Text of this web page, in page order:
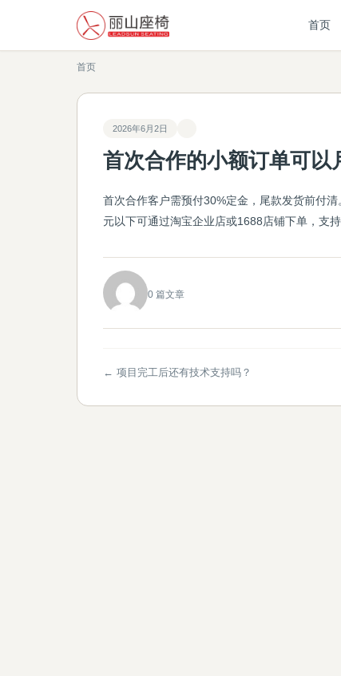
首页
首页
2026年6月2日
首次合作的小额订单可以
首次合作客户需预付30%定金，尾款发货前付
元以下可通过淘宝企业店或1688店铺下单，支
0 篇文章
← 项目完工后还有技术支持吗？